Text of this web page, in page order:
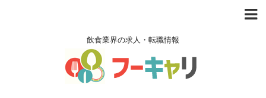
飲食業界の求人・転職情報